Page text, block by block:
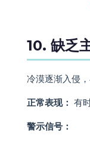
10. 缺乏
冷漠逐渐入侵
正常表现： 有
警示信号：